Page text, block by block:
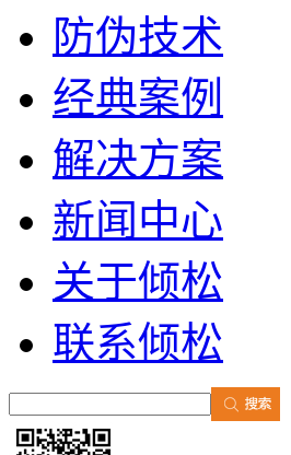
防伪技术
经典案例
解决方案
新闻中心
关于倾松
联系倾松